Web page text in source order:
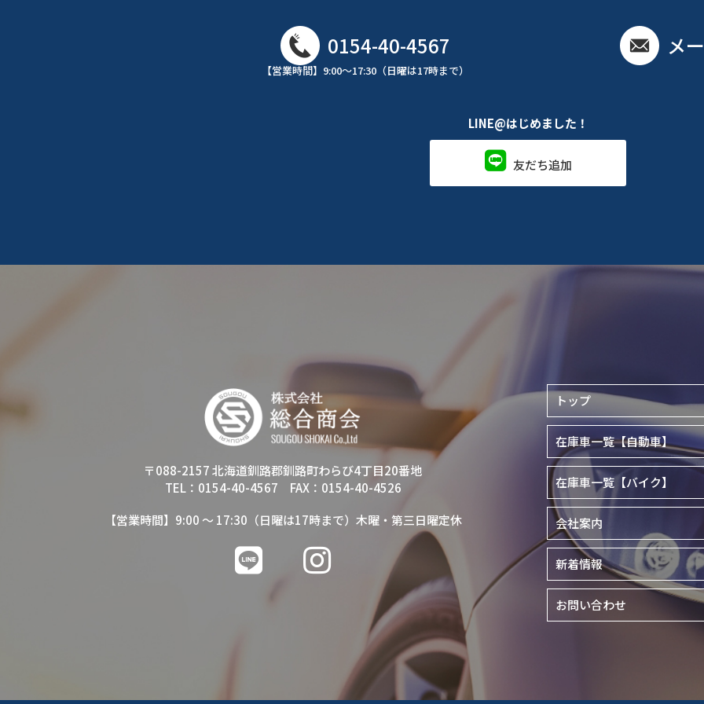
0154-40-4567
【営業時間】9:00～17:30（日曜は17時まで）
メ
LINE@はじめました！
友だち追加
〒088-2157 北海道釧路郡釧路町わらび4丁目20番地
TEL：0154-40-4567 FAX：0154-40-4526
【営業時間】9:00 ～ 17:30（日曜は17時まで）木曜・第三日曜定休
トップ
在庫車一覧【自動車】
在庫車一覧【バイク】
会社案内
新着情報
お問い合わせ